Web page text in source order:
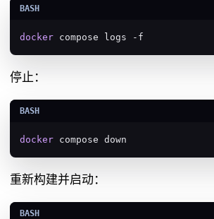
docker compose logs -f
停止：
docker compose down
重新构建并启动：